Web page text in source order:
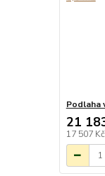
Podlaha
21
17 507 Kč